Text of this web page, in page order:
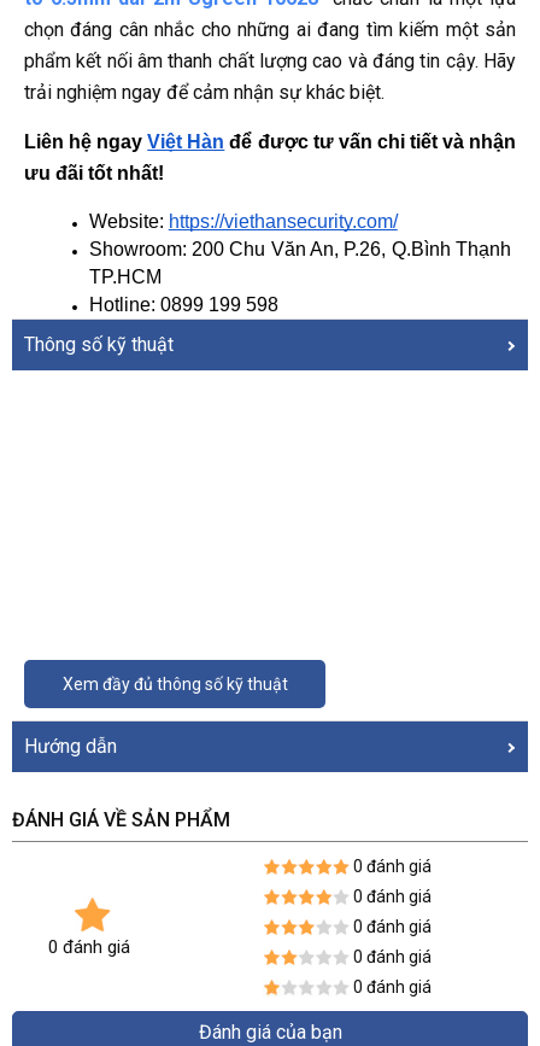
chọn đáng cân nhắc cho những ai đang tìm kiếm một sản
phẩm kết nối âm thanh chất lượng cao và đáng tin cậy. Hãy
trải nghiệm ngay để cảm nhận sự khác biệt.
Liên hệ ngay Việt Hàn để được tư vấn chi tiết và nhận
ưu đãi tốt nhất!
Website: https://viethansecurity.com/
Showroom: 200 Chu Văn An, P.26, Q.Bình Thạnh
TP.HCM
Hotline: 0899 199 598
Thông số kỹ thuật
Xem đầy đủ thông số kỹ thuật
Hướng dẫn
ĐÁNH GIÁ VỀ SẢN PHẨM
0 đánh giá
0 đánh giá
0 đánh giá
0 đánh giá
0 đánh giá
0 đánh giá
Đánh giá của bạn